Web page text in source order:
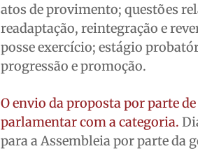
atos de provimento; questões
readaptação, reintegração e
posse exercício; estágio
progressão e promoção.
O envio da proposta por parte
parlamentar com a categoria.
para a Assembleia por parte da